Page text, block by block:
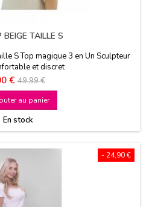
BEIGE TAILLE S
S Top magique 3 en Un Sculpteur
et discret
€ Prix
de
base
49,99 €
au panier
En stock
- 24,90 €